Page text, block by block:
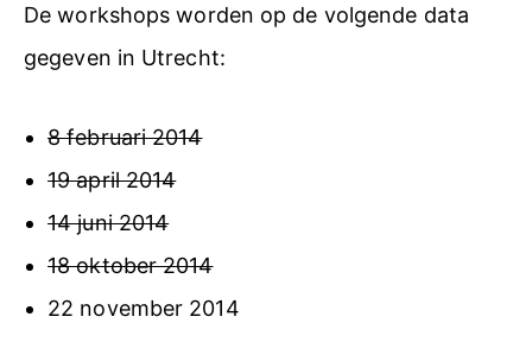
De workshops worden op de volgende data
gegeven in Utrecht:
8 februari 2014
19 april 2014
14 juni 2014
18 oktober 2014
22 november 2014